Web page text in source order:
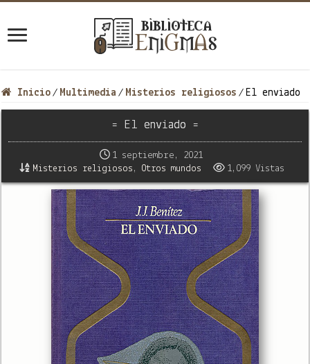
Inicio / Multimedia / Misterios religiosos / El enviado
= El enviado =
1 septiembre, 2021
Misterios religiosos , Otros mundos 1,099 Vistas